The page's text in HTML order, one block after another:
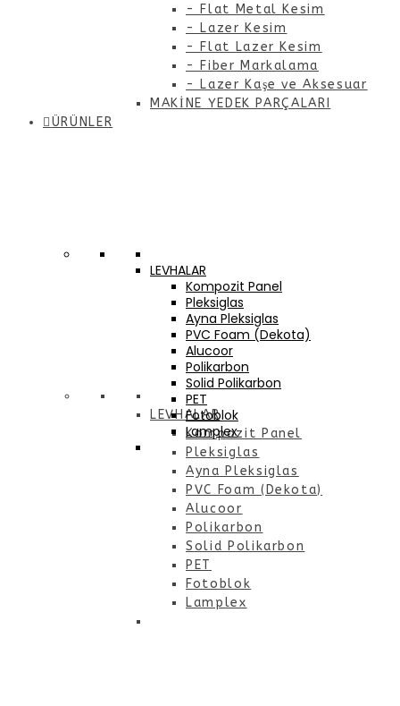
- Flat Metal Kesim
- Lazer Kesim
- Flat Lazer Kesim
- Fiber Markalama
- Lazer Kaşe ve Aksesuar
MAKİNE YEDEK PARÇALARI
ÜRÜNLER
LEVHALAR
Kompozit Panel
Pleksiglas
Ayna Pleksiglas
PVC Foam (Dekota)
Alucoor
Polikarbon
Solid Polikarbon
PET
Fotoblok
Lamplex
LEVHALAR
Kompozit Panel
Pleksiglas
Ayna Pleksiglas
PVC Foam (Dekota)
Alucoor
Polikarbon
Solid Polikarbon
PET
Fotoblok
Lamplex